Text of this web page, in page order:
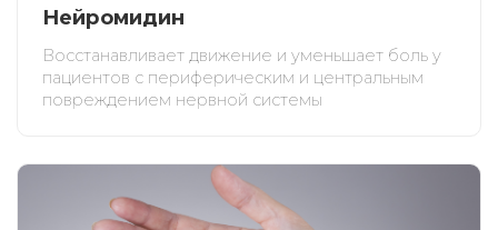
Нейромидин
Восстанавливает движение и уменьшает боль у
пациентов с периферическим и центральным
повреждением нервной системы